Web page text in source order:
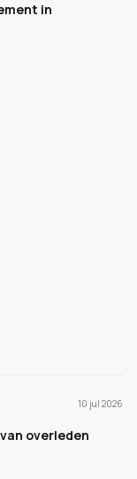
in
10 jul 2026
overleden